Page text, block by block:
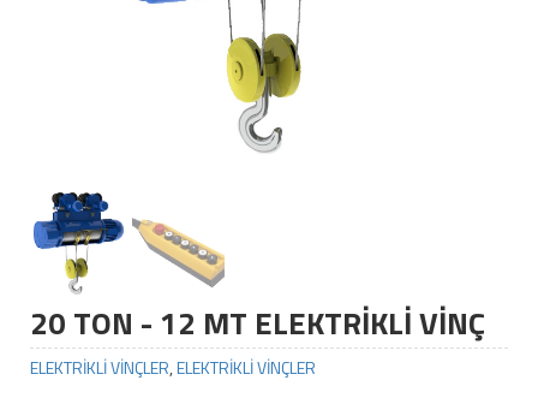
20 TON - 12 MT ELEKTRİKLİ VİNÇ
ELEKTRİKLİ VİNÇLER,ELEKTRİKLİ VİNÇLER